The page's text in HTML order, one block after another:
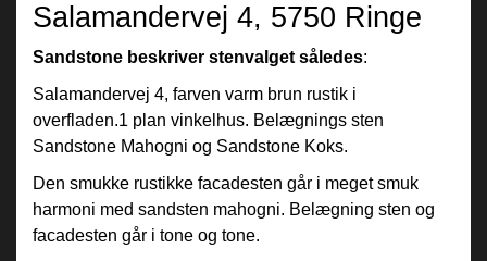
Salamandervej 4, 5750 Ringe
Sandstone beskriver stenvalget således:
Salamandervej 4, farven varm brun rustik i
overfladen.1 plan vinkelhus. Belægnings sten
Sandstone Mahogni og Sandstone Koks.
Den smukke rustikke facadesten går i meget smuk
harmoni med sandsten mahogni. Belægning sten og
facadesten går i tone og tone.